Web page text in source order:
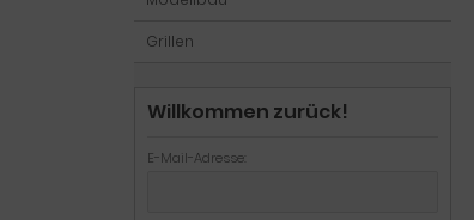
Grillen
Willkommen zurück!
E-Mail-Adresse: